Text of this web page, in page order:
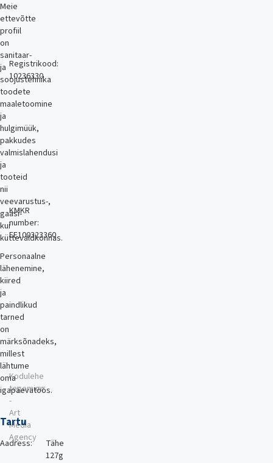
Meie
ettevõtte
profiil
on
sanitaar-
ja
soojustehnika
toodete
maaletoomine
ja
hulgimüük,
pakkudes
valmislahendusi
ja
tooteid
nii
veevarustus-,
gaasi-
kui
küttevaldkonnas.
Personaalne
lähenemine,
kiired
ja
paindlikud
tarned
on
märksõnadeks,
millest
lähtume
oma
igapäevatöös.
Tartu
Aadress:
Tähe
127g
Registrikood:
10236330
KMKR
number:
EE100323360
Kodulehe
tegemine
-
Art
Media
Agency